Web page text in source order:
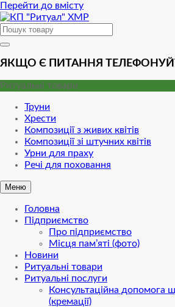
Перейти до вмісту
ЯКЩО Є ПИТАННЯ
Ритуальні товари
Труни
Хрести
Композиції з живих квітів
Композиції зі штучних квітів
Урни для праху
Речі для поховання
Меню
Головна
Підприємство
Про підприємство
Місця пам’яті (фото)
Новини
Ритуальні товари
Ритуальні послуги
Консультаційна допомога
(кремації)